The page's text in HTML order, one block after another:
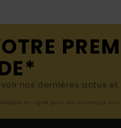
nos dernières actus
en ligne pour les nouveaux